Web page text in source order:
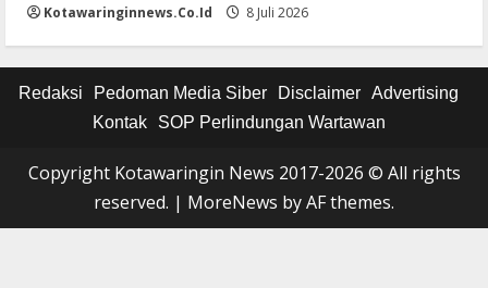
Kotawaringinnews.co.id 8 Juli 2026
Redaksi Pedoman Media Siber Disclaimer Advertising
Kontak
SOP Perlindungan Wartawan
Copyright Kotawaringin News 2017-2026 © All rights
reserved. | MoreNews by AF themes.